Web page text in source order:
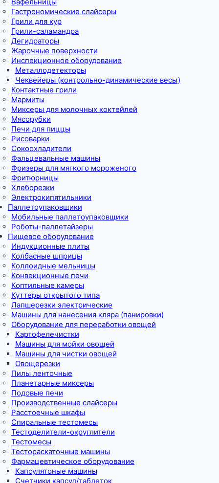
Гастрономические слайсеры
Грили для кур
Грили-саламандра
Дегидраторы
Жарочные поверхности
Инспекционное оборудование
Металлодетекторы
Чеквейеры (контрольно-динамические весы)
Контактные грили
Мармиты
Миксеры для молочных коктейлей
Мясорубки
Печи для пиццы
Рисоварки
Сокоохладители
Фальцевальные машины
Фризеры для мягкого мороженого
Фритюрницы
Хлеборезки
Электрокипятильники
Паллетоупаковщики
Мобильные паллетоупаковщики
Роботы-паллетайзеры
Пищевое оборудование
Индукционные плиты
Колбасные шприцы
Коллоидные мельницы
Конвекционные печи
Коптильные камеры
Куттеры открытого типа
Лапшерезки электрические
Машины для нанесения кляра (панировки)
Оборудование для переработки овощей
Картофелечистки
Машины для мойки овощей
Машины для чистки овощей
Овощерезки
Пилы ленточные
Планетарные миксеры
Подовые печи
Производственные слайсеры
Расстоечные шкафы
Спиральные тестомесы
Тестоделители-округлители
Тестомесы
Тестораскаточные машины
Фармацевтическое оборудование
Капсулятоные машины
Счетчики капсул/таблеток